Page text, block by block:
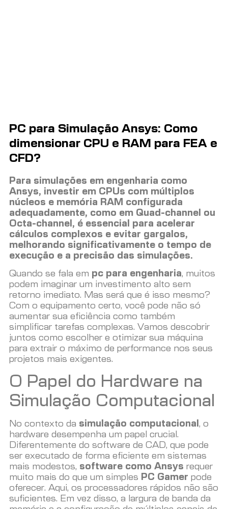
PC para Simulação Ansys: Como
dimensionar CPU e RAM para FEA e
CFD?
Para simulações em engenharia como
Ansys, investir em CPUs com múltiplos
núcleos e memória RAM configurada
adequadamente, como em Quad-channel ou
Octa-channel, é essencial para acelerar
cálculos complexos e evitar gargalos,
melhorando significativamente o tempo de
execução e a precisão das simulações.
Quando se fala em pc para engenharia, muitos
podem imaginar um investimento alto sem
retorno imediato. Mas será que é isso mesmo?
Com o equipamento certo, você pode não só
aumentar sua eficiência como também
simplificar tarefas complexas. Vamos descobrir
juntos como escolher e otimizar sua máquina
para extrair o máximo de performance nos seus
projetos mais exigentes.
O Papel do Hardware na
Simulação Computacional
No contexto da simulação computacional , o
hardware desempenha um papel crucial.
Diferentemente do software de CAD, que pode
ser executado de forma eficiente em sistemas
mais modestos, software como Ansys requer
muito mais do que um simples PC Gamer pode
oferecer. Aqui, os processadores rápidos não são
suficientes. Em vez disso, a largura de banda da